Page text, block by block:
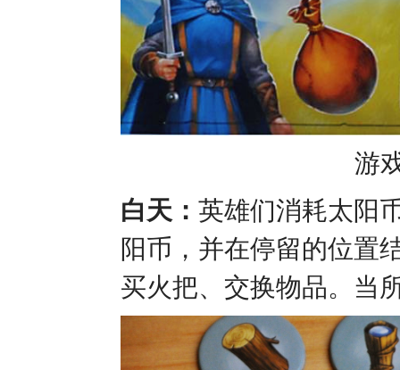
游
白天： 英雄们消耗太阳
阳币，并在停留的位置
买火把、交换物品。当